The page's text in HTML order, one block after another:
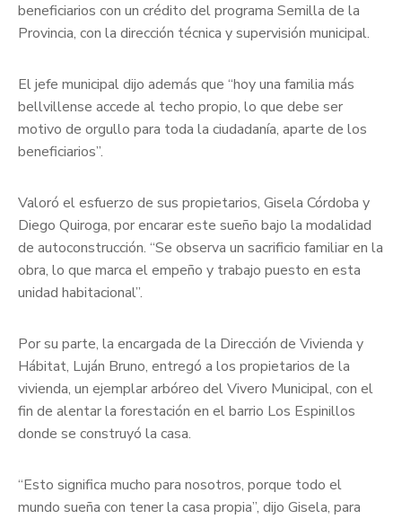
beneficiarios con un crédito del programa Semilla de la
Provincia, con la dirección técnica y supervisión municipal.
El jefe municipal dijo además que “hoy una familia más
bellvillense accede al techo propio, lo que debe ser
motivo de orgullo para toda la ciudadanía, aparte de los
beneficiarios”.
Valoró el esfuerzo de sus propietarios, Gisela Córdoba y
Diego Quiroga, por encarar este sueño bajo la modalidad
de autoconstrucción. “Se observa un sacrificio familiar en la
obra, lo que marca el empeño y trabajo puesto en esta
unidad habitacional”.
Por su parte, la encargada de la Dirección de Vivienda y
Hábitat, Luján Bruno, entregó a los propietarios de la
vivienda, un ejemplar arbóreo del Vivero Municipal, con el
fin de alentar la forestación en el barrio Los Espinillos
donde se construyó la casa.
“Esto significa mucho para nosotros, porque todo el
mundo sueña con tener la casa propia”, dijo Gisela, para